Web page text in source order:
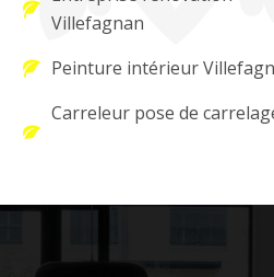
Villefagnan
Peinture intérieur
Carreleur pose de